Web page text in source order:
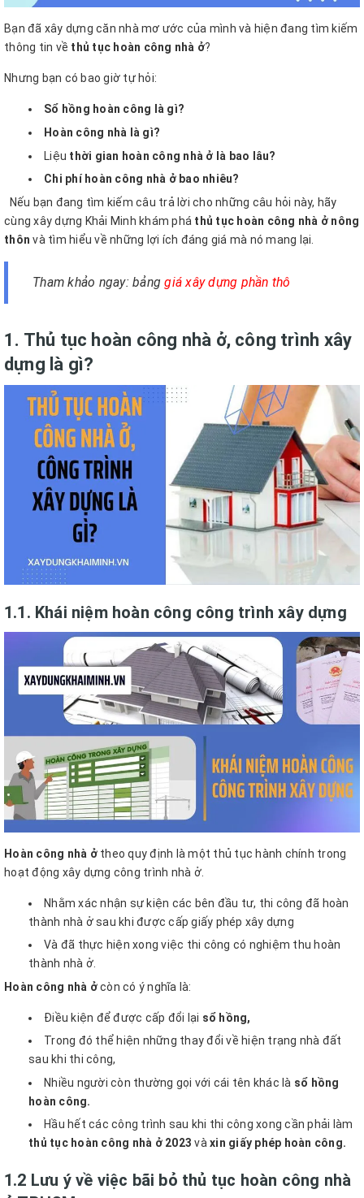
Bạn đã xây dựng căn nhà mơ ước của mình và hiện đang tìm kiếm
thông tin về thủ tục hoàn công nhà ở?
Nhưng bạn có bao giờ tự hỏi:
Sổ hồng hoàn công là gì?
Hoàn công nhà là gì?
Liệu thời gian hoàn công nhà ở là bao lâu?
Chi phí hoàn công nhà ở bao nhiêu?
Nếu bạn đang tìm kiếm câu trả lời cho những câu hỏi này, hãy
cùng xây dựng Khải Minh khám phá thủ tục hoàn công nhà ở nông
thônvà tìm hiểu về những lợi ích đáng giá mà nó mang lại.
Tham khảo ngay: bảnggiá xây dựng phần thô
1. Thủ tục hoàn công nhà ở, công trình xây
dựng là gì?
1.1. Khái niệm hoàn công công trình xây dựng
Hoàn công nhà ởtheo quy định là một thủ tục hành chính trong
hoạt động xây dựng công trình nhà ở.
Nhằm xác nhận sự kiện các bên đầu tư, thi công đã hoàn
thành nhà ở sau khi được cấp giấy phép xây dựng
Và đã thực hiện xong việc thi công có nghiệm thu hoàn
thành nhà ở.
Hoàn công nhà ởcòn có ý nghĩa là:
Điều kiện để được cấp đổi lại sổ hồng,
Trong đó thể hiện những thay đổi về hiện trạng nhà đất
sau khi thi công,
Nhiều người còn thường gọi với cái tên khác là sổ hồng
hoàn công.
Hầu hết các công trình sau khi thi công xong cần phải làm
thủ tục hoàn công nhà ở 2023vàxin giấy phép hoàn công.
1.2 Lưu ý về việc bãi bỏ thủ tục hoàn công nhà